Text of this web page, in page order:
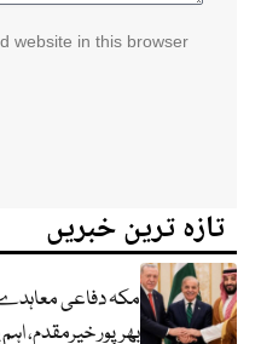
website in this browser
تازہ ترین خبریں
مکہ دفاعی
بھرپور خیرمقدم،